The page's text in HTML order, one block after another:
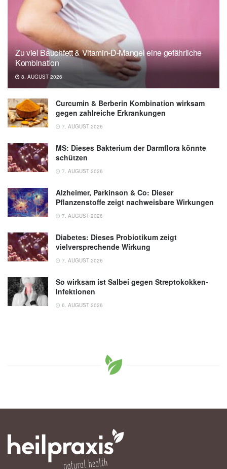
Zu viel Bauchfett & Vitamin-D-Mangel eine gefährliche
Kombination
8. AUGUST 2026
Curcumin & Berberin Kombination wirksam
gegen zahlreiche Erkrankungen
7. AUGUST 2026
MS: Dieses Bakterium der Darmflora könnte
schützen
7. AUGUST 2026
Alzheimer, Parkinson & Co: Dieser
Pflanzenstoffe zeigt nachweisbare Wirkungen
7. AUGUST 2026
Diabetes: Dieses Probiotikum zeigt
vielversprechende Wirkung
7. AUGUST 2026
So wirksam ist Salbei gegen Streptokokken-
Infektionen
6. AUGUST 2026